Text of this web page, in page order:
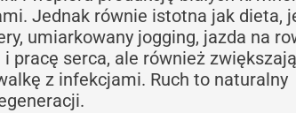
Jednak równie istotna jak dieta,
umiarkowany jogging, jazda na
pracę serca, ale również zwiększają
z infekcjami. Ruch to naturalny